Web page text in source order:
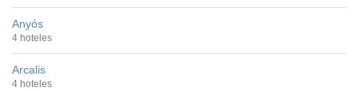
Anyós
4 hoteles
Arcalis
4 hoteles